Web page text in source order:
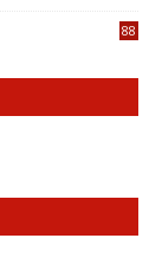
88